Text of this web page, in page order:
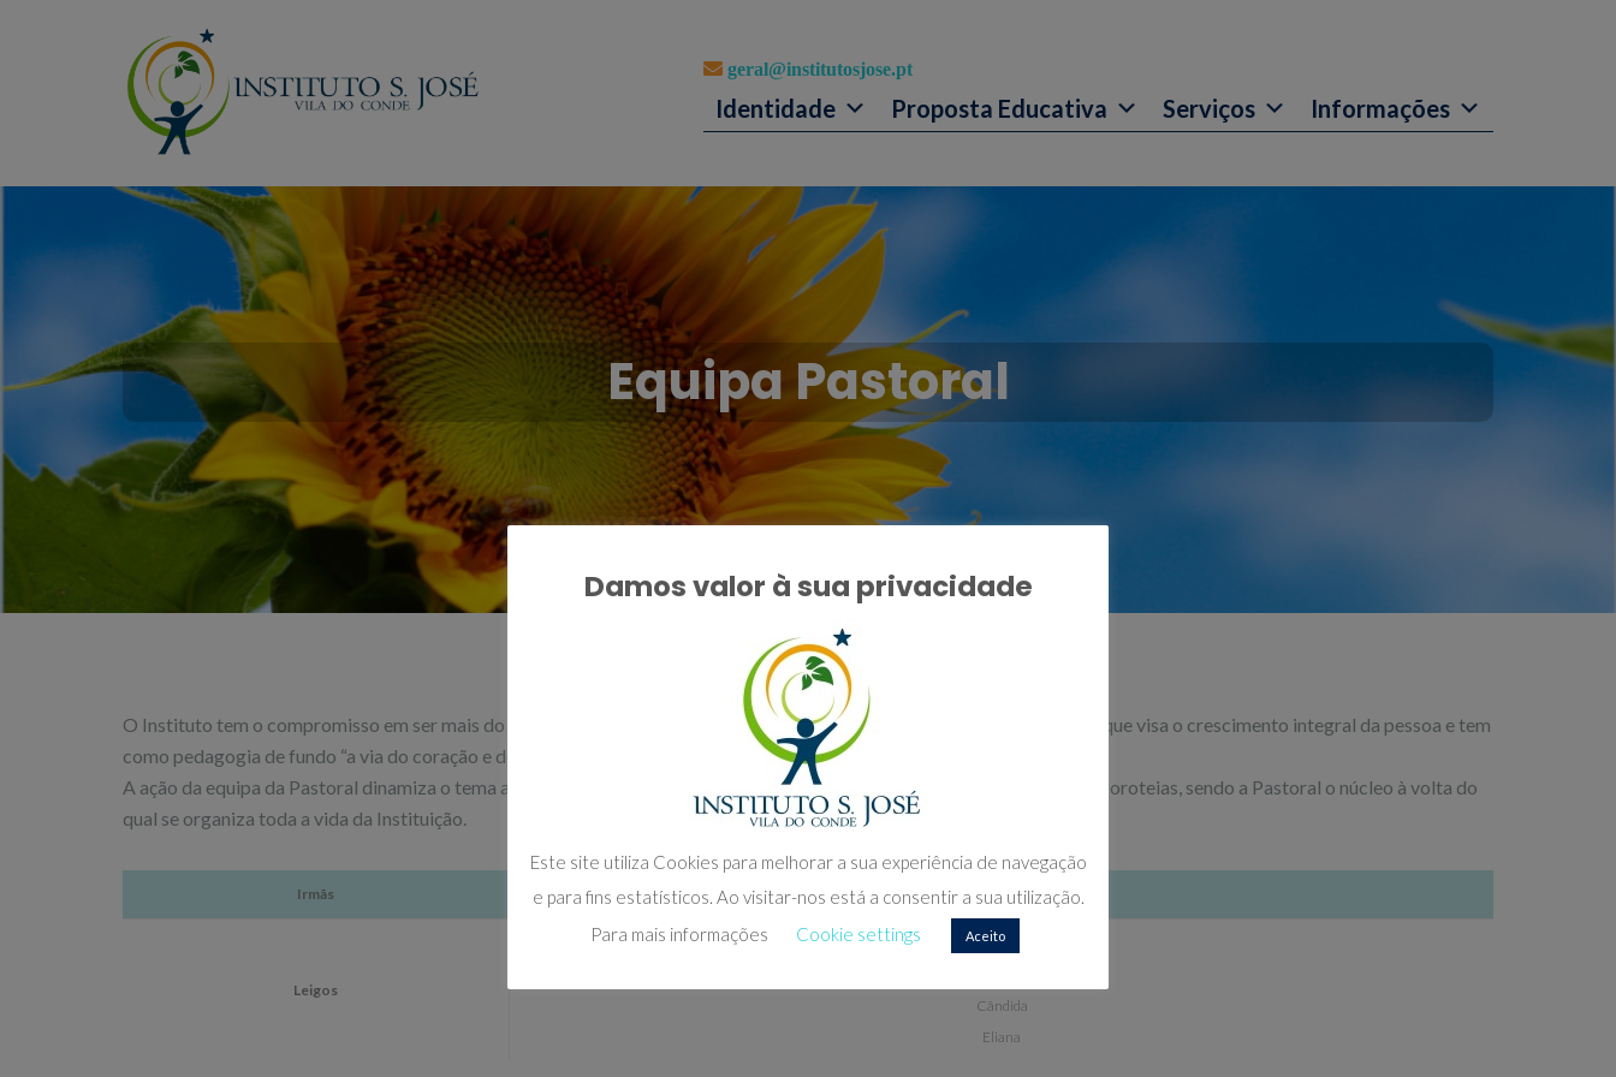
geral@institutosjose.pt
Identidade Proposta Educativa Serviços Informações
Equipa Pastoral
O Instituto tem o compromisso em ser mais do que uma instituição de ensino, oferecendo uma educação evangelizadora que visa o crescimento integral da pessoa e tem
como pedagogia de fundo “a via do coração e do amor”.
A ação da equipa da Pastoral dinamiza o tema anual, promove os valores do Evangelho e a “Marca” educativa das Irmãs Doroteias, sendo a Pastoral o núcleo à volta do
qual se organiza toda a vida da Instituição.
Irmãs Ir. Maria Josefina Pires
Leigos
Teresa
Cândida
Eliana
Damos valor à sua privacidade
Este site utiliza Cookies para melhorar a sua experiência de navegação
e para fins estatísticos. Ao visitar-nos está a consentir a sua utilização.
Para mais informações
Cookie settings Aceito